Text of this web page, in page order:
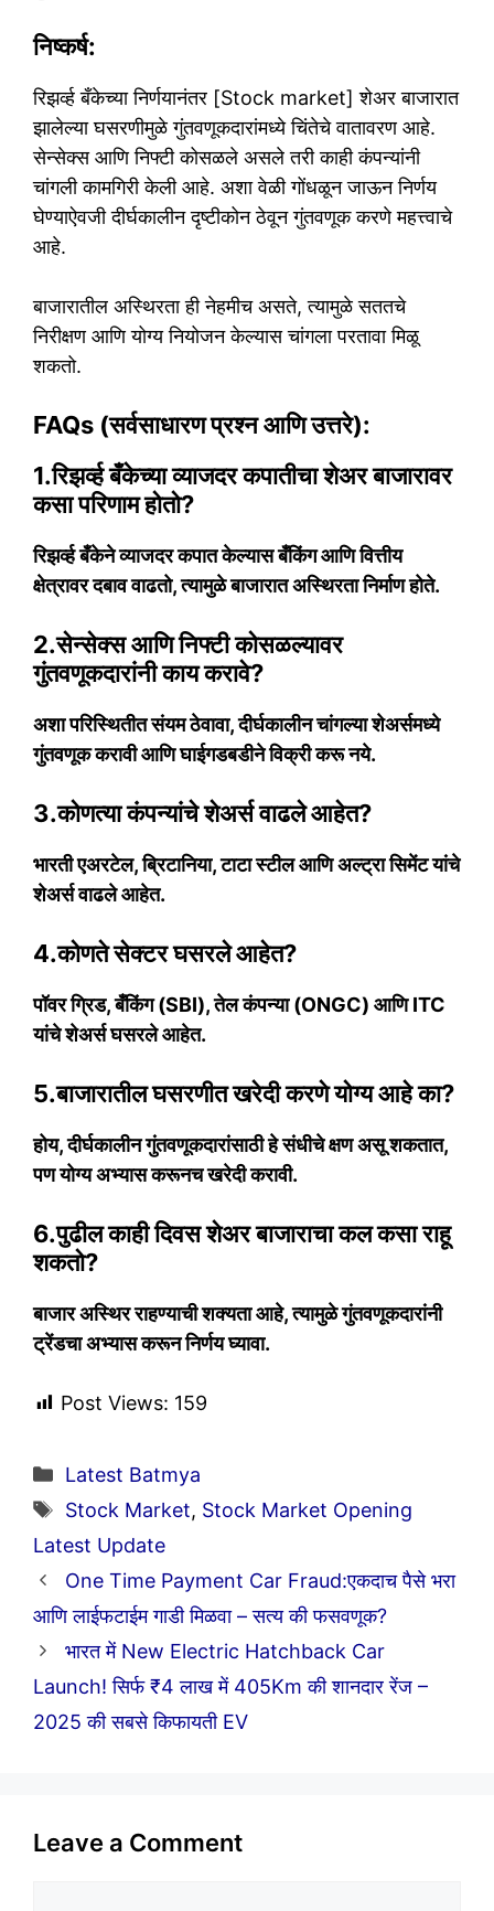
निष्कर्ष:
रिझर्व्ह बँकेच्या निर्णयानंतर [Stock market] शेअर बाजारात
झालेल्या घसरणीमुळे गुंतवणूकदारांमध्ये चिंतेचे वातावरण आहे.
सेन्सेक्स आणि निफ्टी कोसळले असले तरी काही कंपन्यांनी
चांगली कामगिरी केली आहे. अशा वेळी गोंधळून जाऊन निर्णय
घेण्याऐवजी दीर्घकालीन दृष्टीकोन ठेवून गुंतवणूक करणे महत्त्वाचे
आहे.
बाजारातील अस्थिरता ही नेहमीच असते, त्यामुळे सततचे
निरीक्षण आणि योग्य नियोजन केल्यास चांगला परतावा मिळू
शकतो.
FAQs (सर्वसाधारण प्रश्न आणि उत्तरे):
1.रिझर्व्ह बँकेच्या व्याजदर कपातीचा शेअर बाजारावर
कसा परिणाम होतो?
रिझर्व्ह बँकेने व्याजदर कपात केल्यास बँकिंग आणि वित्तीय
क्षेत्रावर दबाव वाढतो, त्यामुळे बाजारात अस्थिरता निर्माण होते.
2.सेन्सेक्स आणि निफ्टी कोसळल्यावर
गुंतवणूकदारांनी काय करावे?
अशा परिस्थितीत संयम ठेवावा, दीर्घकालीन चांगल्या शेअर्समध्ये
गुंतवणूक करावी आणि घाईगडबडीने विक्री करू नये.
3.कोणत्या कंपन्यांचे शेअर्स वाढले आहेत?
भारती एअरटेल, ब्रिटानिया, टाटा स्टील आणि अल्ट्रा सिमेंट यांचे
शेअर्स वाढले आहेत.
4.कोणते सेक्टर घसरले आहेत?
पॉवर ग्रिड, बँकिंग (SBI), तेल कंपन्या (ONGC) आणि ITC
यांचे शेअर्स घसरले आहेत.
5.बाजारातील घसरणीत खरेदी करणे योग्य आहे का?
होय, दीर्घकालीन गुंतवणूकदारांसाठी हे संधीचे क्षण असू शकतात,
पण योग्य अभ्यास करूनच खरेदी करावी.
6.पुढील काही दिवस शेअर बाजाराचा कल कसा राहू
शकतो?
बाजार अस्थिर राहण्याची शक्यता आहे, त्यामुळे गुंतवणूकदारांनी
ट्रेंडचा अभ्यास करून निर्णय घ्यावा.
Post Views: 159
Categories
Latest Batmya
Tags
Stock Market, Stock Market Opening
Latest Update
One Time Payment Car Fraud:एकदाच पैसे भरा
आणि लाईफटाईम गाडी मिळवा – सत्य की फसवणूक?
भारत में New Electric Hatchback Car
Launch! सिर्फ ₹4 लाख में 405Km की शानदार रेंज –
2025 की सबसे किफायती EV
Leave a Comment